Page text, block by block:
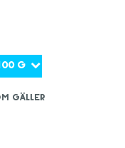
g
gäller